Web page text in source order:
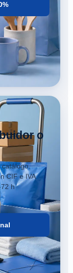
o
catálogo.
CIF e IVA
h